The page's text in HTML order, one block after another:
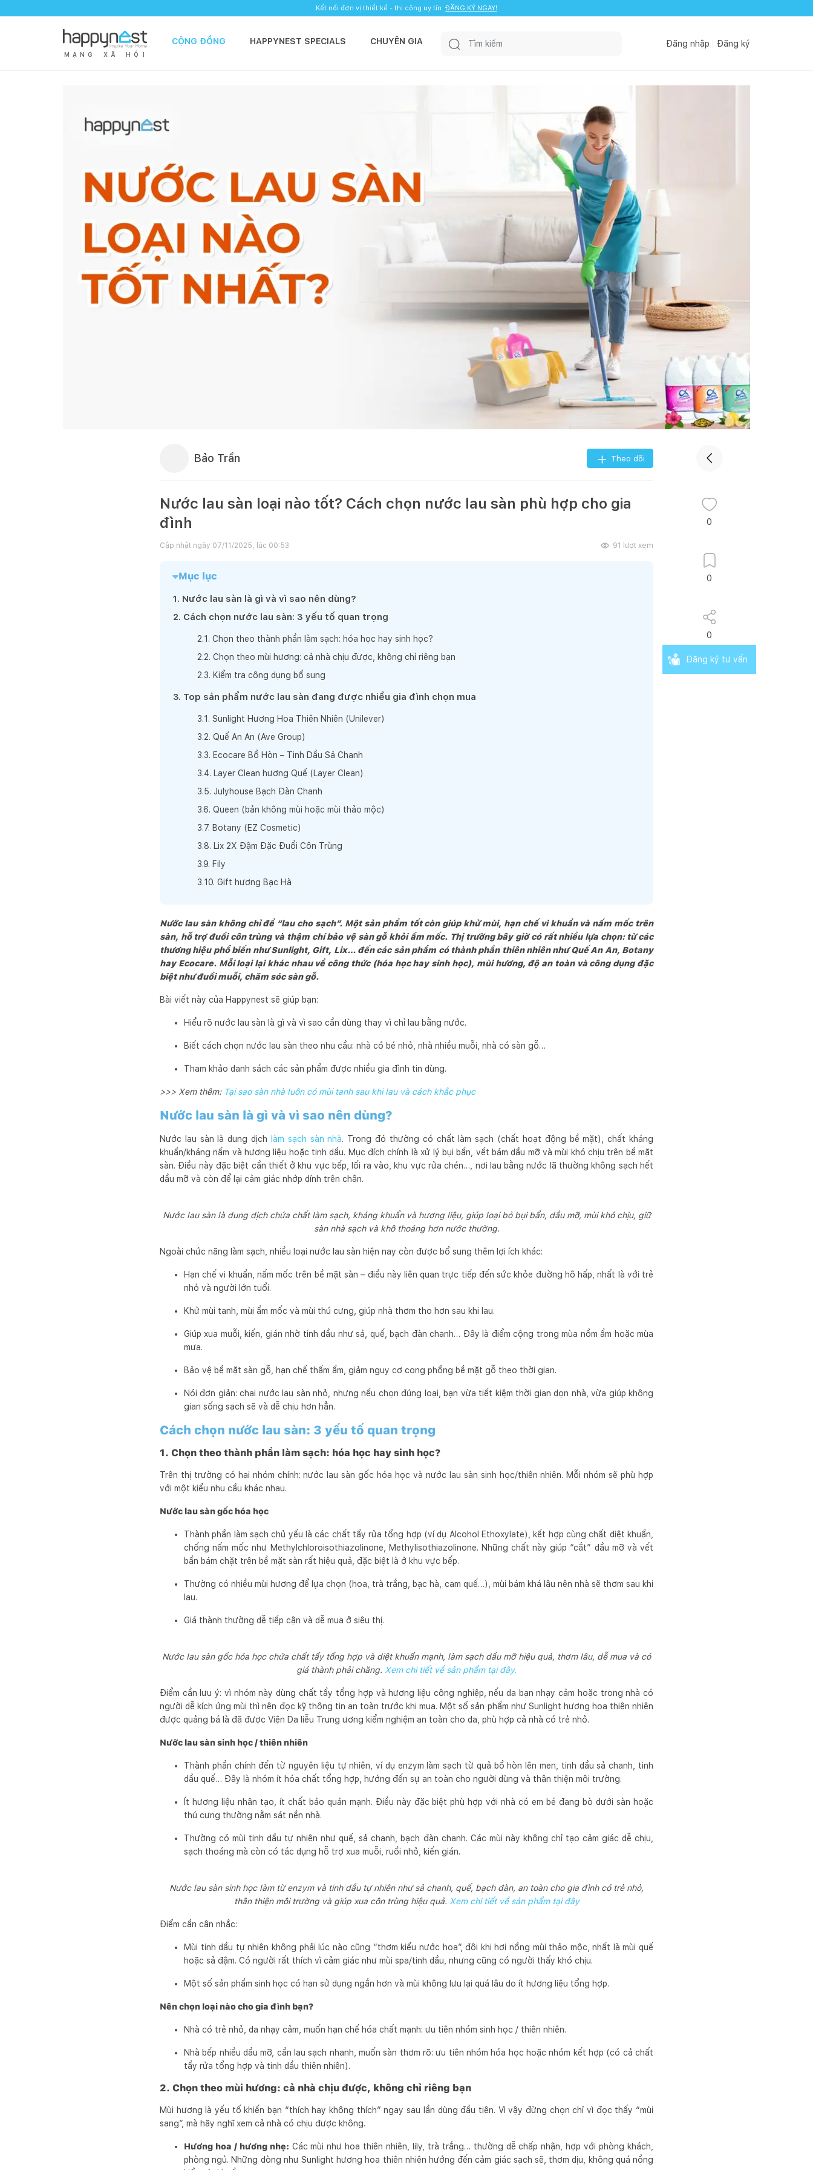
Kết nối đơn vị thiết kế - thi công uy tín. ĐĂNG KÝ NGAY!
M Ạ N G X Ã H Ộ I
CỘNG ĐỒNG HAPPYNEST SPECIALS CHUYÊN GIA Đăng nhập Đăng ký
Bảo Trần Theo dõi
Nước lau sàn loại nào tốt? Cách chọn nước lau sàn phù hợp cho gia
đình
Cập nhật ngày 07/11/2025, lúc 00:53 91 lượt xem
Mục lục
1. Nước lau sàn là gì và vì sao nên dùng?
2. Cách chọn nước lau sàn: 3 yếu tố quan trọng
2.1 . Chọn theo thành phần làm sạch: hóa học hay sinh học?
2.2. Chọn theo mùi hương: cả nhà chịu được, không chỉ riêng bạn
2.3. Kiểm tra công dụng bổ sung
3. Top sản phẩm nước lau sàn đang được nhiều gia đình chọn mua
3.1 . Sunlight Hương Hoa Thiên Nhiên (Unilever)
3.2. Quế An An (Ave Group)
3.3. Ecocare Bồ Hòn – Tinh Dầu Sả Chanh
3.4. Layer Clean hương Quế (Layer Clean)
3.5. Julyhouse Bạch Đàn Chanh
3.6. Queen (bản không mùi hoặc mùi thảo mộc)
3.7. Botany (EZ Cosmetic)
3.8. Lix 2X Đậm Đặc Đuổi Côn Trùng
3.9. Fily
3.10. Gift hương Bạc Hà
Nước lau sàn không chỉ để “lau cho sạch”. Một sản phẩm tốt còn giúp khử mùi, hạn chế vi khuẩn và nấm mốc trên
sàn, hỗ trợ đuổi côn trùng và thậm chí bảo vệ sàn gỗ khỏi ẩm mốc. Thị trường bây giờ có rất nhiều lựa chọn: từ các
thương hiệu phổ biến như Sunlight, Gift, Lix… đến các sản phẩm có thành phần thiên nhiên như Quế An An, Botany
hay Ecocare. Mỗi loại lại khác nhau về công thức (hóa học hay sinh học), mùi hương, độ an toàn và công dụng đặc
biệt như đuổi muỗi, chăm sóc sàn gỗ.
Bài viết này của Happynest sẽ giúp bạn:
Hiểu rõ nước lau sàn là gì và vì sao cần dùng thay vì chỉ lau bằng nước.
Biết cách chọn nước lau sàn theo nhu cầu: nhà có bé nhỏ, nhà nhiều muỗi, nhà có sàn gỗ…
Tham khảo danh sách các sản phẩm được nhiều gia đình tin dùng.
>>> Xem thêm: Tại sao sàn nhà luôn có mùi tanh sau khi lau và cách khắc phục
Nước lau sàn là gì và vì sao nên dùng?
Nước lau sàn là dung dịch làm sạch sàn nhà. Trong đó thường có chất làm sạch (chất hoạt động bề mặt), chất kháng
khuẩn/kháng nấm và hương liệu hoặc tinh dầu. Mục đích chính là xử lý bụi bẩn, vết bám dầu mỡ và mùi khó chịu trên bề mặt
sàn. Điều này đặc biệt cần thiết ở khu vực bếp, lối ra vào, khu vực rửa chén…, nơi lau bằng nước lã thường không sạch hết
dầu mỡ và còn để lại cảm giác nhớp dính trên chân.
Nước lau sàn là dung dịch chứa chất làm sạch, kháng khuẩn và hương liệu, giúp loại bỏ bụi bẩn, dầu mỡ, mùi khó chịu, giữ
sàn nhà sạch và khô thoáng hơn nước thường.
Ngoài chức năng làm sạch, nhiều loại nước lau sàn hiện nay còn được bổ sung thêm lợi ích khác:
Hạn chế vi khuẩn, nấm mốc trên bề mặt sàn – điều này liên quan trực tiếp đến sức khỏe đường hô hấp, nhất là với trẻ
nhỏ và người lớn tuổi.
Khử mùi tanh, mùi ẩm mốc và mùi thú cưng, giúp nhà thơm tho hơn sau khi lau.
Giúp xua muỗi, kiến, gián nhờ tinh dầu như sả, quế, bạch đàn chanh… Đây là điểm cộng trong mùa nồm ẩm hoặc mùa
mưa.
Bảo vệ bề mặt sàn gỗ, hạn chế thấm ẩm, giảm nguy cơ cong phồng bề mặt gỗ theo thời gian.
Nói đơn giản: chai nước lau sàn nhỏ, nhưng nếu chọn đúng loại, bạn vừa tiết kiệm thời gian dọn nhà, vừa giúp không
gian sống sạch sẽ và dễ chịu hơn hẳn.
Cách chọn nước lau sàn: 3 yếu tố quan trọng
1. Chọn theo thành phần làm sạch: hóa học hay sinh học?
Trên thị trường có hai nhóm chính: nước lau sàn gốc hóa học và nước lau sàn sinh học/thiên nhiên. Mỗi nhóm sẽ phù hợp
với một kiểu nhu cầu khác nhau.
Nước lau sàn gốc hóa học
Thành phần làm sạch chủ yếu là các chất tẩy rửa tổng hợp (ví dụ Alcohol Ethoxylate), kết hợp cùng chất diệt khuẩn,
chống nấm mốc như Methylchloroisothiazolinone, Methylisothiazolinone. Những chất này giúp “cắt” dầu mỡ và vết
bẩn bám chặt trên bề mặt sàn rất hiệu quả, đặc biệt là ở khu vực bếp.
Thường có nhiều mùi hương để lựa chọn (hoa, trà trắng, bạc hà, cam quế…), mùi bám khá lâu nên nhà sẽ thơm sau khi
lau.
Giá thành thường dễ tiếp cận và dễ mua ở siêu thị.
Nước lau sàn gốc hóa học chứa chất tẩy tổng hợp và diệt khuẩn mạnh, làm sạch dầu mỡ hiệu quả, thơm lâu, dễ mua và có
giá thành phải chăng. Xem chi tiết về sản phẩm tại đây.
Điểm cần lưu ý: vì nhóm này dùng chất tẩy tổng hợp và hương liệu công nghiệp, nếu da bạn nhạy cảm hoặc trong nhà có
người dễ kích ứng mùi thì nên đọc kỹ thông tin an toàn trước khi mua. Một số sản phẩm như Sunlight hương hoa thiên nhiên
được quảng bá là đã được Viện Da liễu Trung ương kiểm nghiệm an toàn cho da, phù hợp cả nhà có trẻ nhỏ.
Nước lau sàn sinh học / thiên nhiên
Thành phần chính đến từ nguyên liệu tự nhiên, ví dụ enzym làm sạch từ quả bồ hòn lên men, tinh dầu sả chanh, tinh
dầu quế… Đây là nhóm ít hóa chất tổng hợp, hướng đến sự an toàn cho người dùng và thân thiện môi trường.
Ít hương liệu nhân tạo, ít chất bảo quản mạnh. Điều này đặc biệt phù hợp với nhà có em bé đang bò dưới sàn hoặc
thú cưng thường nằm sát nền nhà.
Thường có mùi tinh dầu tự nhiên như quế, sả chanh, bạch đàn chanh. Các mùi này không chỉ tạo cảm giác dễ chịu,
sạch thoáng mà còn có tác dụng hỗ trợ xua muỗi, ruồi nhỏ, kiến gián.
Nước lau sàn sinh học làm từ enzym và tinh dầu tự nhiên như sả chanh, quế, bạch đàn, an toàn cho gia đình có trẻ nhỏ,
thân thiện môi trường và giúp xua côn trùng hiệu quả. Xem chi tiết về sản phẩm tại đây
Điểm cần cân nhắc:
Mùi tinh dầu tự nhiên không phải lúc nào cũng “thơm kiểu nước hoa”, đôi khi hơi nồng mùi thảo mộc, nhất là mùi quế
hoặc sả đậm. Có người rất thích vì cảm giác như mùi spa/tinh dầu, nhưng cũng có người thấy khó chịu.
Một số sản phẩm sinh học có hạn sử dụng ngắn hơn và mùi không lưu lại quá lâu do ít hương liệu tổng hợp.
Nên chọn loại nào cho gia đình bạn?
Nhà có trẻ nhỏ, da nhạy cảm, muốn hạn chế hóa chất mạnh: ưu tiên nhóm sinh học / thiên nhiên.
Nhà bếp nhiều dầu mỡ, cần lau sạch nhanh, muốn sàn thơm rõ: ưu tiên nhóm hóa học hoặc nhóm kết hợp (có cả chất
tẩy rửa tổng hợp và tinh dầu thiên nhiên).
2. Chọn theo mùi hương: cả nhà chịu được, không chỉ riêng bạn
Mùi hương là yếu tố khiến bạn “thích hay không thích” ngay sau lần dùng đầu tiên. Vì vậy đừng chọn chỉ vì đọc thấy “mùi
sang”, mà hãy nghĩ xem cả nhà có chịu được không.
Hương hoa / hương nhẹ: Các mùi như hoa thiên nhiên, lily, trà trắng… thường dễ chấp nhận, hợp với phòng khách,
phòng ngủ. Những dòng như Sunlight hương hoa thiên nhiên hướng đến cảm giác sạch sẽ, thơm dịu, không quá nồng
0
0
0
Đăng ký tư vấn